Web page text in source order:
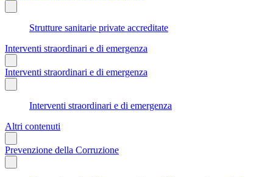
Strutture sanitarie private accreditate
Interventi straordinari e di emergenza
Interventi straordinari e di emergenza
Interventi straordinari e di emergenza
Altri contenuti
Prevenzione della Corruzione